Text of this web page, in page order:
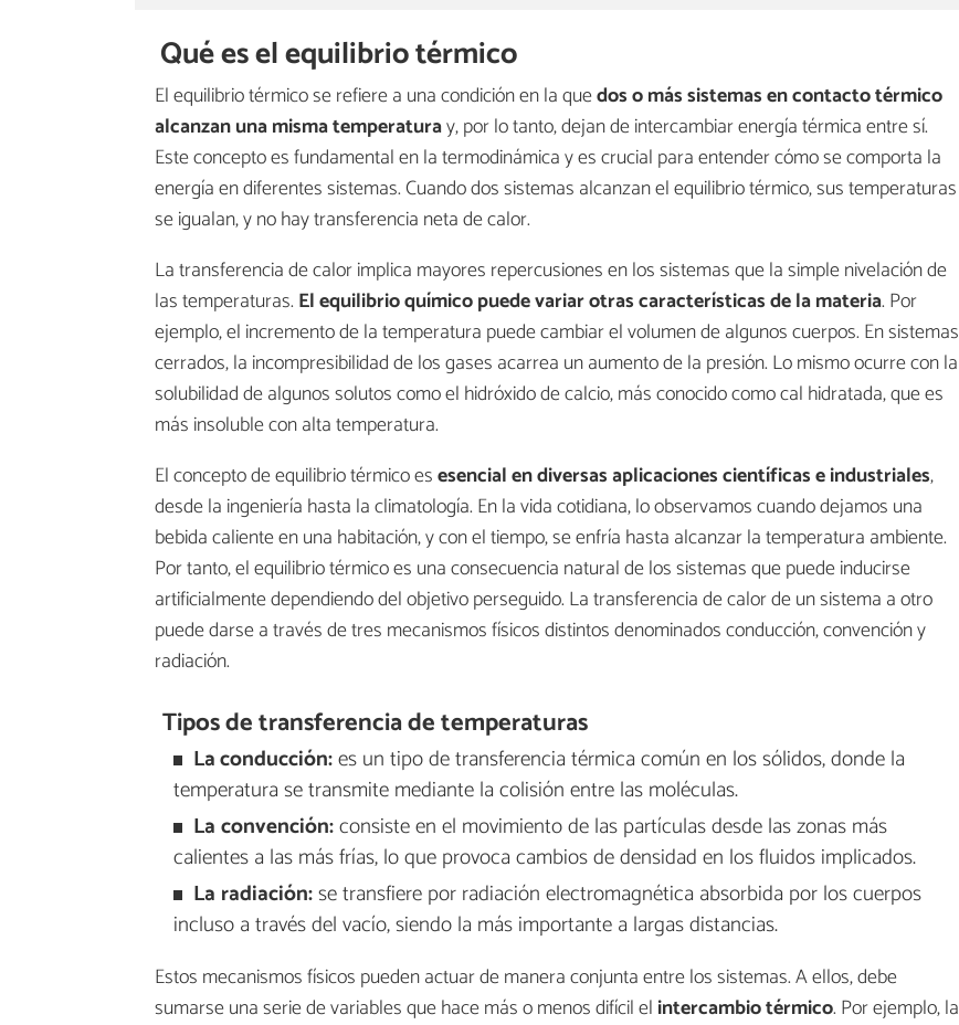
Qué es el equilibrio térmico
El equilibrio térmico se refiere a una condición en la quedos o más sistemas en contacto térmico
alcanzan una misma temperaturay, por lo tanto, dejan de intercambiar energía térmica entre sí.
Este concepto es fundamental en la termodinámica y es crucial para entender cómo se comporta la
energía en diferentes sistemas. Cuando dos sistemas alcanzan el equilibrio térmico, sus temperaturas
se igualan, y no hay transferencia neta de calor.
La transferencia de calor implica mayores repercusiones en los sistemas que la simple nivelación de
las temperaturas. El equilibrio químico puede variar otras características de la materia. Por
ejemplo, el incremento de la temperatura puede cambiar el volumen de algunos cuerpos. En sistemas
cerrados, la incompresibilidad de los gases acarrea un aumento de la presión. Lo mismo ocurre con la
solubilidad de algunos solutos como el hidróxido de calcio, más conocido como cal hidratada, que es
más insoluble con alta temperatura.
El concepto de equilibrio térmico esesencial en diversas aplicaciones científicas e industriales,
desde la ingeniería hasta la climatología. En la vida cotidiana, lo observamos cuando dejamos una
bebida caliente en una habitación, y con el tiempo, se enfría hasta alcanzar la temperatura ambiente.
Por tanto, el equilibrio térmico es una consecuencia natural de los sistemas que puede inducirse
artificialmente dependiendo del objetivo perseguido. La transferencia de calor de un sistema a otro
puede darse a través de tres mecanismos físicos distintos denominados conducción, convención y
radiación.
Tipos de transferencia de temperaturas
La conducción:es un tipo de transferencia térmica común en los sólidos, donde la
temperatura se transmite mediante la colisión entre las moléculas.
Laconvención:consiste en el movimiento de las partículas desde las zonas más
calientes a las más frías, lo que provoca cambios de densidad en los fluidos implicados.
La radiación:se transfiere por radiación electromagnética absorbida por los cuerpos
incluso a través del vacío, siendo la más importante a largas distancias.
Estos mecanismos físicos pueden actuar de manera conjunta entre los sistemas. A ellos, debe
sumarse una serie de variables que hace más o menos difícil el intercambio térmico. Por ejemplo, la